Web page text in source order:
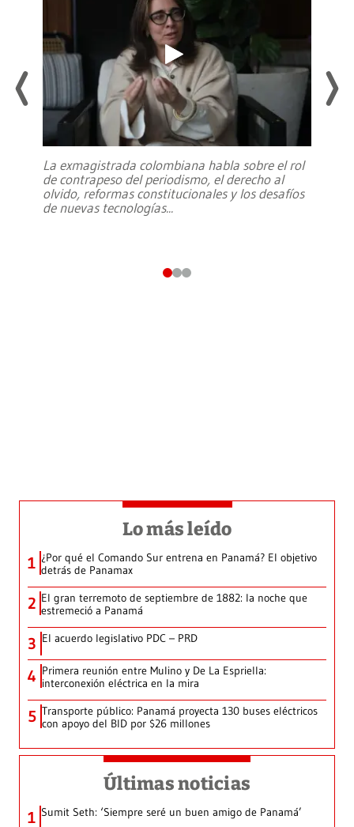
La exmagistrada colombiana habla sobre el rol
de contrapeso del periodismo, el derecho al
olvido, reformas constitucionales y los desafíos
de nuevas tecnologías...
Lo más leído
1 ¿Por qué el Comando Sur entrena en Panamá? El objetivo
detrás de Panamax
2 El gran terremoto de septiembre de 1882: la noche que
estremeció a Panamá
3 El acuerdo legislativo PDC – PRD
4 Primera reunión entre Mulino y De La Espriella:
interconexión eléctrica en la mira
5 Transporte público: Panamá proyecta 130 buses eléctricos
con apoyo del BID por $26 millones
Últimas noticias
1 Sumit Seth: ‘Siempre seré un buen amigo de Panamá’